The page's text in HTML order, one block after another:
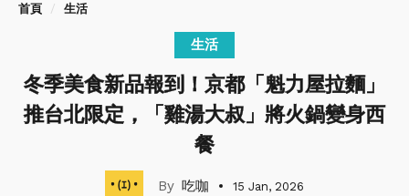
首頁 生活
生活
冬季美食新品報到！京都「魁力屋拉麵」
推台北限定，「雞湯大叔」將火鍋變身西
餐
吃咖 15 Jan, 2026